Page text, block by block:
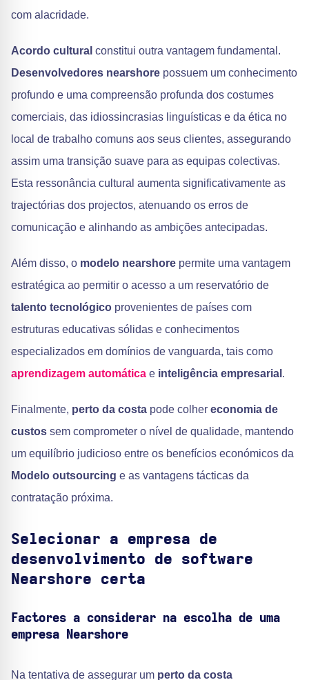
com alacridade.
Acordo cultural constitui outra vantagem fundamental.
Desenvolvedores nearshore possuem um conhecimento
profundo e uma compreensão profunda dos costumes
comerciais, das idiossincrasias linguísticas e da ética no
local de trabalho comuns aos seus clientes, assegurando
assim uma transição suave para as equipas colectivas.
Esta ressonância cultural aumenta significativamente as
trajectórias dos projectos, atenuando os erros de
comunicação e alinhando as ambições antecipadas.
Além disso, o modelo nearshore permite uma vantagem
estratégica ao permitir o acesso a um reservatório de
talento tecnológico provenientes de países com
estruturas educativas sólidas e conhecimentos
especializados em domínios de vanguarda, tais como
aprendizagem automática e inteligência empresarial .
Finalmente, perto da costa pode colher economia de
custos sem comprometer o nível de qualidade, mantendo
um equilíbrio judicioso entre os benefícios económicos da
Modelo outsourcing e as vantagens tácticas da
contratação próxima.
Selecionar a empresa de
desenvolvimento de software
Nearshore certa
Factores a considerar na escolha de uma
empresa Nearshore
Na tentativa de assegurar um perto da costa